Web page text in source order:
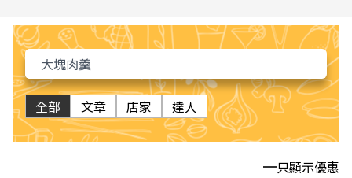
全部 文章 店家 達人
只顯示優惠